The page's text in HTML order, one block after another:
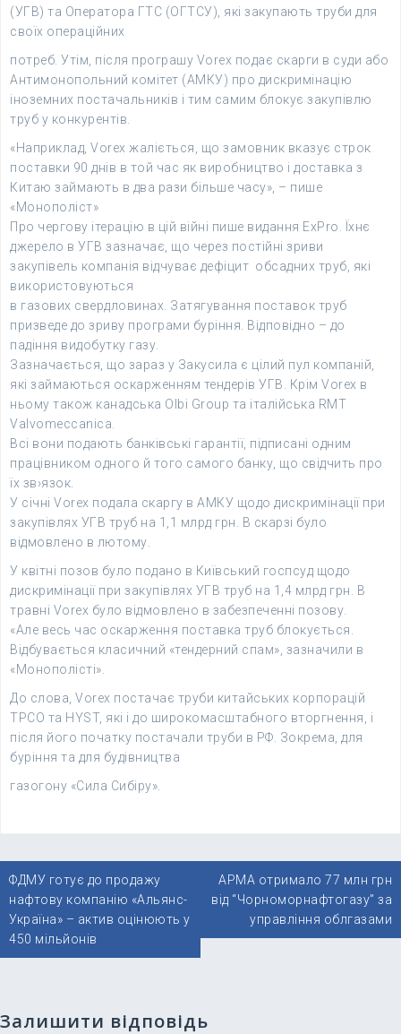
(УГВ) та Оператора ГТС (ОГТСУ), які закупають труби для
своїх операційних
потреб. Утім, після програшу Vorex подає скарги в суди або
Антимонопольний комітет (АМКУ) про дискримінацію
іноземних постачальників і тим самим блокує закупівлю
труб у конкурентів.
«Наприклад, Vorex жаліється, що замовник вказує строк
поставки 90 днів в той час як виробництво і доставка з
Китаю займають в два рази більше часу», – пише
«Монополіст»
Про чергову ітерацію в цій війні пише видання ExPro. Їхнє
джерело в УГВ зазначає, що через постійні зриви
закупівель компанія відчуває дефіцит обсадних труб, які
використовуються
в газових свердловинах. Затягування поставок труб
призведе до зриву програми буріння. Відповідно – до
падіння видобутку газу.
Зазначається, що зараз у Закусила є цілий пул компаній,
які займаються оскарженням тендерів УГВ. Крім Vorex в
ньому також канадська Olbi Group та італійська RMT
Valvomeccanica.
Всі вони подають банківські гарантії, підписані одним
працівником одного й того самого банку, що свідчить про
їх зв›язок.
У січні Vorex подала скаргу в АМКУ щодо дискримінації при
закупівлях УГВ труб на 1,1 млрд грн. В скарзі було
відмовлено в лютому.
У квітні позов було подано в Київський госпсуд щодо
дискримінації при закупівлях УГВ труб на 1,4 млрд грн. В
травні Vorex було відмовлено в забезпеченні позову.
«Але весь час оскарження поставка труб блокується.
Відбувається класичний «тендерний спам», зазначили в
«Монополісті».
До слова, Vorex постачає труби китайських корпорацій
TPCO та HYST, які і до широкомасштабного вторгнення, і
після його початку постачали труби в РФ. Зокрема, для
буріння та для будівництва
газогону «Сила Сибіру».
Навігація
записів
ФДМУ готує до продажу
нафтову компанію «Альянс-
Україна» – актив оцінюють у
450 мільйонів
АРМА отримало 77 млн грн
від “Чорноморнафтогазу” за
управління облгазами
Залишити відповідь